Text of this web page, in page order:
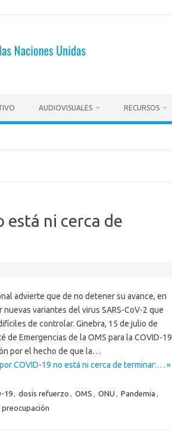
AUDIOVISUALES RECURSOS
está ni cerca de
advierte que de no detener su avance, en
variantes del virus SARS-CoV-2 que
de controlar. Ginebra, 15 de julio de
de Emergencias de la OMS para la COVID-19
por el hecho de que la…
COVID-19 no está ni cerca de terminar:… »
19, dosis refuerzo , OMS , ONU , Pandemia ,